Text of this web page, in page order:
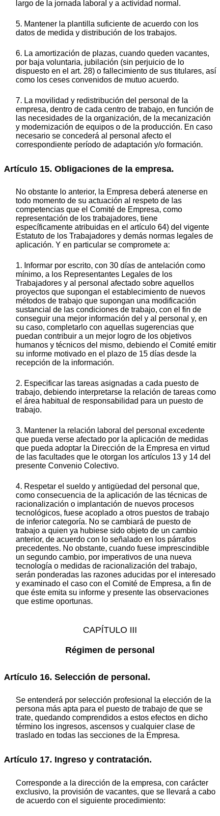
largo de la jornada laboral y a actividad normal.
5. Mantener la plantilla suficiente de acuerdo con los
datos de medida y distribución de los trabajos.
6. La amortización de plazas, cuando queden vacantes,
por baja voluntaria, jubilación (sin perjuicio de lo
dispuesto en el art. 28) o fallecimiento de sus titulares, así
como los ceses convenidos de mutuo acuerdo.
7. La movilidad y redistribución del personal de la
empresa, dentro de cada centro de trabajo, en función de
las necesidades de la organización, de la mecanización
y modernización de equipos o de la producción. En caso
necesario se concederá al personal afecto el
correspondiente período de adaptación y/o formación.
Artículo 15. Obligaciones de la empresa.
No obstante lo anterior, la Empresa deberá atenerse en
todo momento de su actuación al respeto de las
competencias que el Comité de Empresa, como
representación de los trabajadores, tiene
específicamente atribuidas en el artículo 64) del vigente
Estatuto de los Trabajadores y demás normas legales de
aplicación. Y en particular se compromete a:
1. Informar por escrito, con 30 días de antelación como
mínimo, a los Representantes Legales de los
Trabajadores y al personal afectado sobre aquellos
proyectos que supongan el establecimiento de nuevos
métodos de trabajo que supongan una modificación
sustancial de las condiciones de trabajo, con el fin de
conseguir una mejor información del y al personal y, en
su caso, completarlo con aquellas sugerencias que
puedan contribuir a un mejor logro de los objetivos
humanos y técnicos del mismo, debiendo el Comité emitir
su informe motivado en el plazo de 15 días desde la
recepción de la información.
2. Especificar las tareas asignadas a cada puesto de
trabajo, debiendo interpretarse la relación de tareas como
el área habitual de responsabilidad para un puesto de
trabajo.
3. Mantener la relación laboral del personal excedente
que pueda verse afectado por la aplicación de medidas
que pueda adoptar la Dirección de la Empresa en virtud
de las facultades que le otorgan los artículos 13 y 14 del
presente Convenio Colectivo.
4. Respetar el sueldo y antigüedad del personal que,
como consecuencia de la aplicación de las técnicas de
racionalización o implantación de nuevos procesos
tecnológicos, fuese acoplado a otros puestos de trabajo
de inferior categoría. No se cambiará de puesto de
trabajo a quien ya hubiese sido objeto de un cambio
anterior, de acuerdo con lo señalado en los párrafos
precedentes. No obstante, cuando fuese imprescindible
un segundo cambio, por imperativos de una nueva
tecnología o medidas de racionalización del trabajo,
serán ponderadas las razones aducidas por el interesado
y examinado el caso con el Comité de Empresa, a fin de
que éste emita su informe y presente las observaciones
que estime oportunas.
CAPÍTULO III
Régimen de personal
Artículo 16. Selección de personal.
Se entenderá por selección profesional la elección de la
persona más apta para el puesto de trabajo de que se
trate, quedando comprendidos a estos efectos en dicho
término los ingresos, ascensos y cualquier clase de
traslado en todas las secciones de la Empresa.
Artículo 17. Ingreso y contratación.
Corresponde a la dirección de la empresa, con carácter
exclusivo, la provisión de vacantes, que se llevará a cabo
de acuerdo con el siguiente procedimiento: